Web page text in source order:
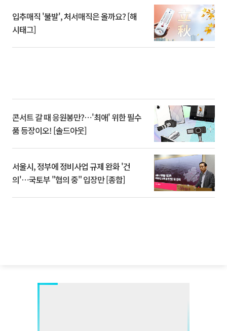
입추매직 '불발', 처서매직은 올까요? [해
시태그]
콘서트 갈 때 응원봉만?⋯'최애' 위한 필수
품 등장이오! [솔드아웃]
서울시, 정부에 정비사업 규제 완화 '건
의'⋯국토부 "협의 중" 입장만 [종합]